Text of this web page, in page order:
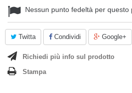
Nessun punto fedeltà per questo
Twitta Condividi Google+
Richiedi più info sul prodotto
Stampa